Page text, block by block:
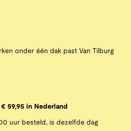
onder één dak past Van Tilburg
59,95 in Nederland
uur besteld, is dezelfde dag